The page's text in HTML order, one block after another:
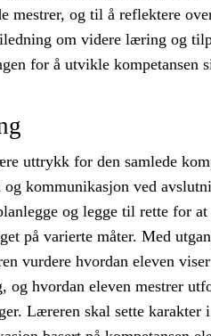
mestrer, og til å reflektere
om videre læring og
for å utvikle kompetansen
uttrykk for den samlede
og kommunikasjon ved
og legge til rette for
på varierte måter. Med
vurdere hvordan eleven
hvordan eleven mestrer
Læreren skal sette karakter